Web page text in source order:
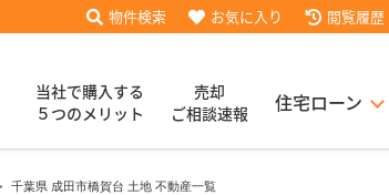
物件検索 お気に入り 閲覧履歴
当社で購入する
５つのメリット
売却
ご相談速報
住宅ローン
千葉県 成田市橋賀台 土地 不動産一覧